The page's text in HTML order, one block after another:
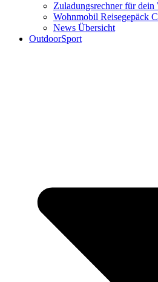
Zuladungsrechner für dein
Wohnmobil Reisegepäck
News Übersicht
OutdoorSport